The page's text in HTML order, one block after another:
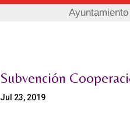
Ayuntamiento
Subvención
Jul 23, 2019